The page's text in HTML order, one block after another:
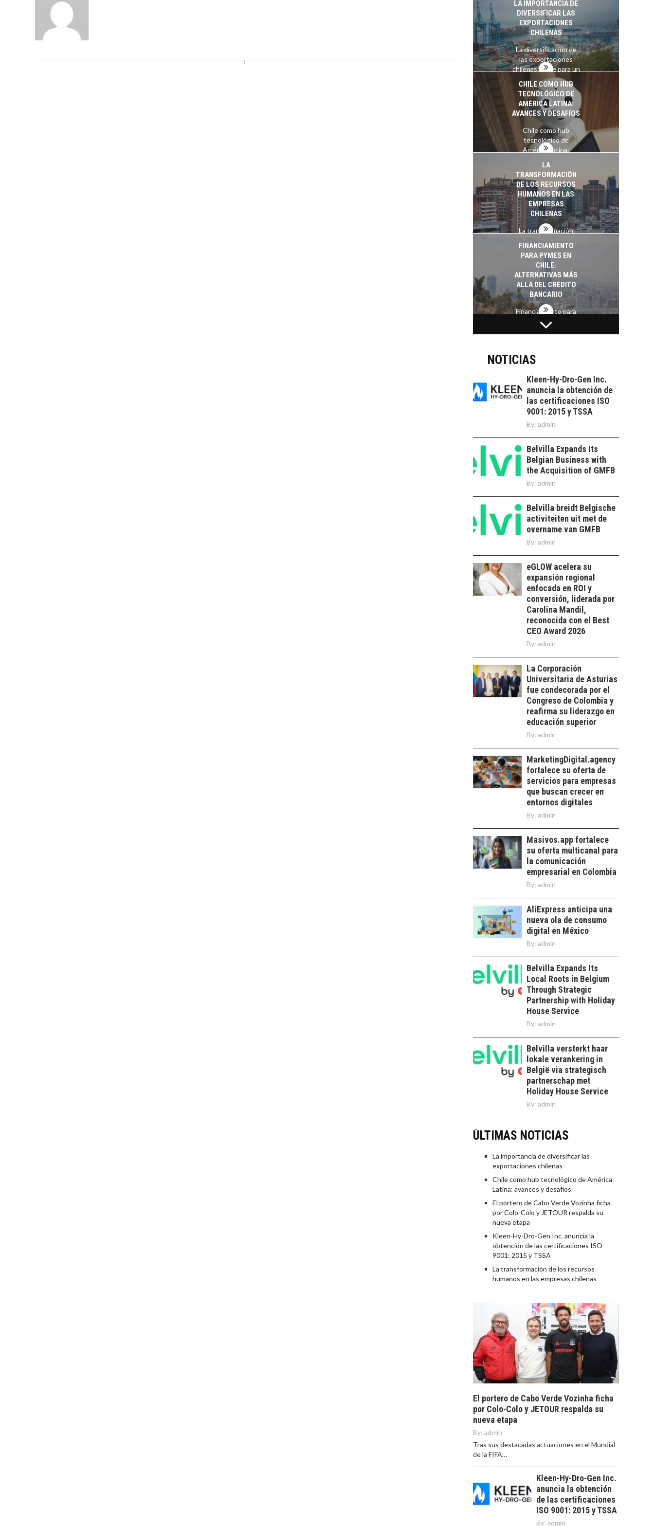
Estratégico para el
Desarrollo Turístico…
LA IMPORTANCIA DE
DIVERSIFICAR LAS
EXPORTACIONES
CHILENAS
La diversificación de
las exportaciones
chilenas: clave para un
crecimiento…
CHILE COMO HUB
TECNOLÓGICO DE
AMÉRICA LATINA:
AVANCES Y DESAFÍOS
Chile como hub
tecnológico de
América Latina:
LA
TRANSFORMACIÓN
DE LOS RECURSOS
HUMANOS EN LAS
EMPRESAS
CHILENAS
La transformación
recursos humanos en
las empresas…
FINANCIAMIENTO
PARA PYMES EN
CHILE:
ALTERNATIVAS MÁS
ALLÁ DEL CRÉDITO
BANCARIO
Financiamiento para
pymes en Chile:
alternativas que
EL CRECIMIENTO DE
LOS SERVICIOS
EXPORTADOS DESDE
El auge de las
exportaciones de
servicios digitales en
Chile:…
TURISMO EN EL
DESIERTO DE
ATACAMA:
OPORTUNIDADES
PARA EL
DESARROLLO LOCAL
El Desierto de
Atacama: Motor
LA IMPORTANCIA DE
DIVERSIFICAR LAS
EXPORTACIONES
CHILENAS
La diversificación de
las exportaciones
chilenas: clave para un
crecimiento…
CHILE COMO HUB
TECNOLÓGICO DE
AMÉRICA LATINA:
AVANCES Y DESAFÍOS
Chile como hub
tecnológico de
América Latina:
avances y desafíos…
TRANSFORMACIÓN
DE LOS RECURSOS
HUMANOS EN LAS
EMPRESAS
CHILENAS
La transformación
estratégica de los
recursos humanos en
FINANCIAMIENTO
PARA PYMES EN
CHILE:
ALTERNATIVAS MÁS
ALLÁ DEL CRÉDITO
BANCARIO
Financiamiento para
pymes en Chile:
alternativas que
crédito…
NOTICIAS
Kleen-Hy-Dro-Gen Inc.
anuncia la obtención de
las certificaciones ISO
9001: 2015 y TSSA
By: admin
Belvilla Expands Its
Belgian Business with
the Acquisition of GMFB
By: admin
Belvilla breidt Belgische
activiteiten uit met de
overname van GMFB
By: admin
eGLOW acelera su
expansión regional
enfocada en ROI y
conversión, liderada por
Carolina Mandil,
reconocida con el Best
CEO Award 2026
By: admin
La Corporación
Universitaria de Asturias
fue condecorada por el
Congreso de Colombia y
reafirma su liderazgo en
educación superior
By: admin
MarketingDigital.agency
fortalece su oferta de
servicios para empresas
que buscan crecer en
entornos digitales
By: admin
Masivos.app fortalece
su oferta multicanal para
la comunicación
empresarial en Colombia
By: admin
AliExpress anticipa una
nueva ola de consumo
digital en México
By: admin
Belvilla Expands Its
Local Roots in Belgium
Through Strategic
Partnership with Holiday
House Service
By: admin
Belvilla versterkt haar
lokale verankering in
België via strategisch
partnerschap met
Holiday House Service
By: admin
ÚLTIMAS NOTICIAS
La importancia de diversificar las
exportaciones chilenas
Chile como hub tecnológico de América
Latina: avances y desafíos
El portero de Cabo Verde Vozinha ficha
por Colo-Colo y JETOUR respalda su
nueva etapa
Kleen-Hy-Dro-Gen Inc. anuncia la
obtención de las certificaciones ISO
9001: 2015 y TSSA
La transformación de los recursos
humanos en las empresas chilenas
El portero de Cabo Verde Vozinha ficha
por Colo-Colo y JETOUR respalda su
nueva etapa
By: admin
Tras sus destacadas actuaciones en el Mundial
de la FIFA…
Kleen-Hy-Dro-Gen Inc.
anuncia la obtención
de las certificaciones
ISO 9001: 2015 y TSSA
By: admin